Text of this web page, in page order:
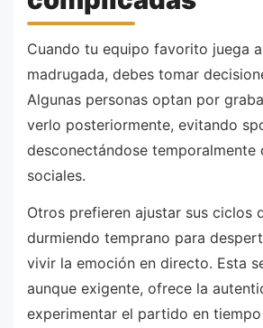
Cuando tu equipo favorito juega
madrugada, debes tomar
Algunas personas optan por
verlo posteriormente, evitando
desconectándose temporalmente
sociales.
Otros prefieren ajustar sus ciclos
durmiendo temprano para
vivir la emoción en directo. Esta
aunque exigente, ofrece la
experimentar el partido en